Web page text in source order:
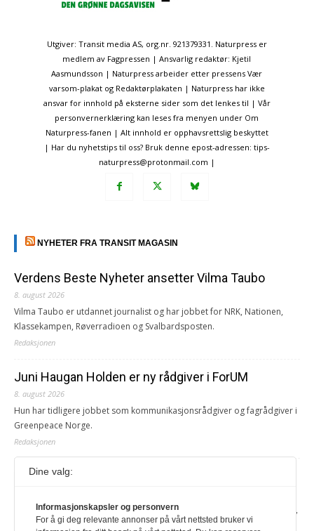
Utgiver: Transit media AS, org.nr. 921379331. Naturpress er
medlem av Fagpressen | Ansvarlig redaktør: Kjetil
Aasmundsson | Naturpress arbeider etter pressens Vær
varsom-plakat og Redaktørplakaten | Naturpress har ikke
ansvar for innhold på eksterne sider som det lenkes til | Vår
personvernerklæring kan leses fra menyen under Om
Naturpress-fanen | Alt innhold er opphavsrettslig beskyttet
| Har du nyhetstips til oss? Bruk denne epost-adressen: tips-
naturpress@protonmail.com |
NYHETER FRA TRANSIT MAGASIN
Verdens Beste Nyheter ansetter Vilma Taubo
8. august 2026
Vilma Taubo er utdannet journalist og har jobbet for NRK, Nationen,
Klassekampen, Røverradioen og Svalbardsposten.
Redaksjonen
Juni Haugan Holden er ny rådgiver i ForUM
8. august 2026
Hun har tidligere jobbet som kommunikasjonsrådgiver og fagrådgiver i
Greenpeace Norge.
Redaksjonen
Journalist fra Vietnam idømt 7 års fengsel
Kommunistpartiet i Vietnam har total kontroll over alle offisielle medier,
aviser, TV- og radiokanaler. For å lese denne må du ha abonnement
Dine valg:
Informasjonskapsler og personvern
For å gi deg relevante annonser på vårt nettsted bruker vi